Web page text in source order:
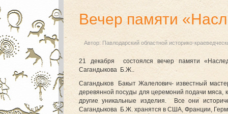
Вечер памяти
Автор: Павлодарский областной историко-
21 декабря состоялся вечер памяти
Сагандыкова Б.Ж..
Сагандыков Бакыт Жалелович- известный
деревянной посуды для церемоний подачи мяса,
другие уникальные изделия. Все они
Сагандыкова Б.Ж. хранятся в США, Франции,